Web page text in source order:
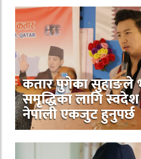
कतार पुगेका सुहाङले
समृद्धिका लागि
नेपाली एकजुट हुनुपर्छ